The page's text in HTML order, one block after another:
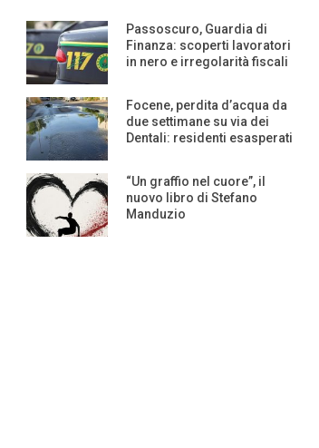
Passoscuro, Guardia di
Finanza: scoperti lavoratori
in nero e irregolarità fiscali
Focene, perdita d’acqua da
due settimane su via dei
Dentali: residenti esasperati
“Un graffio nel cuore”, il
nuovo libro di Stefano
Manduzio